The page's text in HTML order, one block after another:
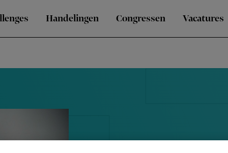
Handelingen Congressen Vacatures